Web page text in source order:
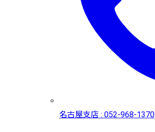
名古屋支店 : 052-968-1370